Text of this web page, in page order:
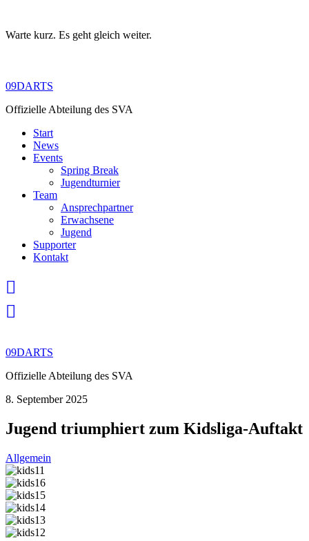
Warte kurz. Es geht gleich weiter.
content
09DARTS
Offizielle Abteilung des SVA
Start
News
Events
Spring Break
Jugendturnier
Team
Ansprechpartner
Erwachsene
Jugend
Supporter
Kontakt
09DARTS
Offizielle Abteilung des SVA
8. September 2025
Jugend triumphiert zum Kidsliga-Auftakt
Allgemein